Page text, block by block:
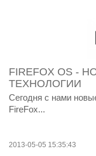
FIREFOX OS -
ТЕХНОЛОГИИ
Сегодня с нами
FireFox...
2013-05-05 15:35:43